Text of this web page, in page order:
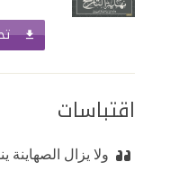
اقتباسات
ولا يزال